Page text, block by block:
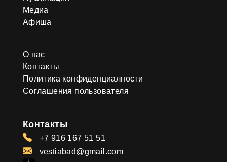
Медиа
Афиша
О нас
Контакты
Политика конфиденциалности
Соглашения пользователя
Контакты
+7 916 167 51 51
vestiabad@gmail.com